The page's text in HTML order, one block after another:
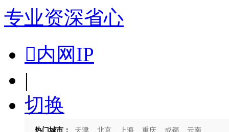
专业资深省心
内网IP
|
切换